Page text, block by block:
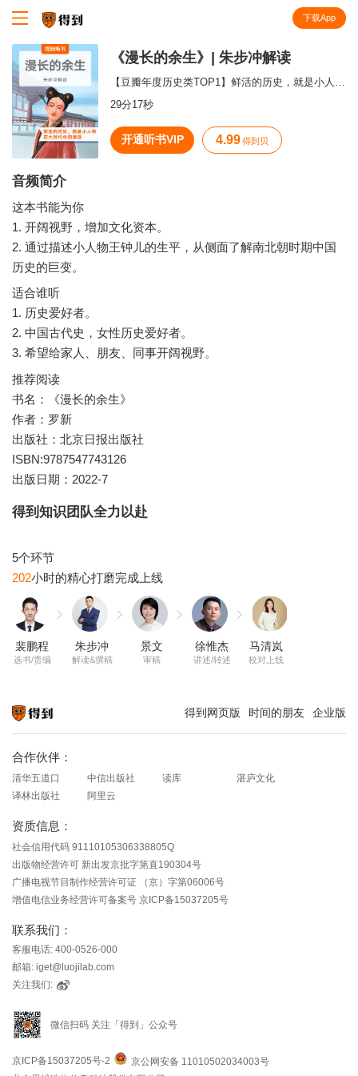
下载App
《漫长的余生》| 朱步冲解读
【豆瓣年度历史类TOP1】鲜活的历史，就是小人物在大时代中的遭遇
29分17秒
开通听书VIP 4.99 得到贝
音频简介
这本书能为你
1. 开阔视野，增加文化资本。
2. 通过描述小人物王钟儿的生平，从侧面了解南北朝时期中国
适合谁听
1. 历史爱好者。
2. 中国古代史，女性历史爱好者。
推荐阅读
书名：《漫长的余生》
作者：罗新
出版社：北京日报出版社
ISBN:9787547743126
出版日期：2022-7
得到知识团队全力以赴
202
裴鹏程
选书/责编
朱步冲
解读&撰稿
景文
审稿
徐惟杰
讲述/转述
马清岚
校对上线
得到网页版 时间的朋友 企业版
合作伙伴：
清华五道口 中信出版社 读库
湛庐文化
译林出版社
阿里云
资质信息：
社会信用代码 91110105306338805Q
出版物经营许可 新出发京批字第直190304号
广播电视节目制作经营许可证 （京）字第06006号
增值电信业务经营许可备案号 京ICP备15037205号
联系我们：
客服电话: 400-0526-000
邮箱: iget@luojilab.com
关注我们:
微信扫码 关注「得到」公众号
京ICP备15037205号-2
京公网安备 11010502034003号